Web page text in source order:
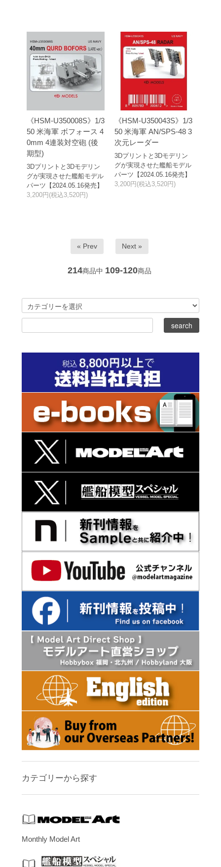
《HSM-U350008S》1/3
50 米海軍 ボフォース 4
0mm 4連装対空砲 (後
期型)
3Dプリントと3Dモデリン
グが実現させた艦船モデル
パーツ【2024.05.16発売】
3,200円(税込3,520円)
《HSM-U350043S》1/3
50 米海軍 AN/SPS-48 3
次元レーダー
3Dプリントと3Dモデリン
グが実現させた艦船モデル
パーツ【2024.05.16発売】
3,200円(税込3,520円)
« Prev Next »
214商品中 109-120商品
カテゴリーから探す
Monthly Model Art